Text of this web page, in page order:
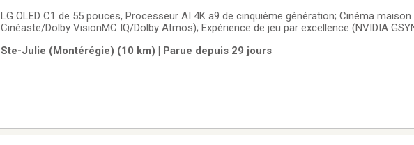
LG OLED C1 de 55 pouces, Processeur AI 4K a9 de cinquième génération; Cinéma
Cinéaste/Dolby VisionMC IQ/Dolby Atmos); Expérience de jeu par excellence (NVIDIA
refresh rate de 120 Hz, mode affichage d'oeuvre
Ste-Julie (Montérégie) (10 km) | Parue depuis 29 jours